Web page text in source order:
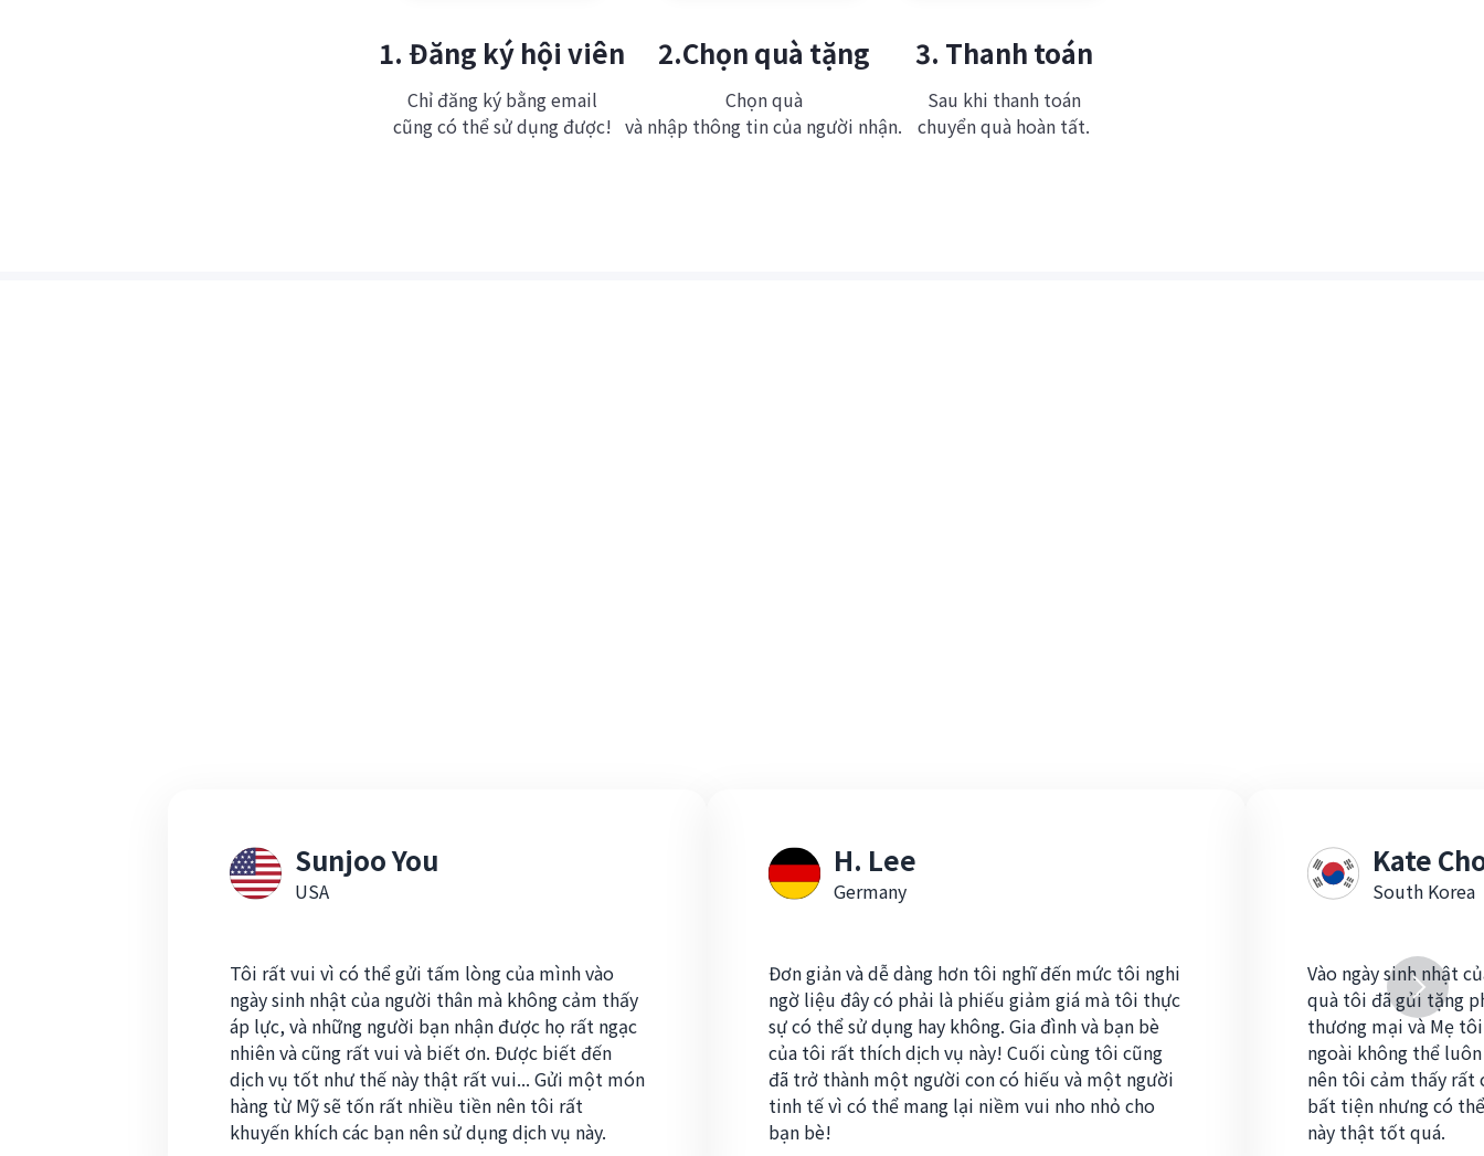
1. Đăng ký hội viên
Chỉ đăng ký bằng email
cũng có thể sử dụng được!
2.Chọn quà tặng
Chọn quà
và nhập thông tin của người nhận.
3. Thanh toán
Sau khi thanh toán
chuyển quà hoàn tất.
Sunjoo You
USA
Tôi rất vui vì có thể gửi tấm lòng của mình vào
ngày sinh nhật của người thân mà không cảm thấy
áp lực, và những người bạn nhận được họ rất ngạc
nhiên và cũng rất vui và biết ơn. Được biết đến
dịch vụ tốt như thế này thật rất vui... Gửi một món
hàng từ Mỹ sẽ tốn rất nhiều tiền nên tôi rất
khuyến khích các bạn nên sử dụng dịch vụ này.
H. Lee
Germany
Đơn giản và dễ dàng hơn tôi nghĩ đến mức tôi nghi
ngờ liệu đây có phải là phiếu giảm giá mà tôi thực
sự có thể sử dụng hay không. Gia đình và bạn bè
của tôi rất thích dịch vụ này! Cuối cùng tôi cũng
đã trở thành một người con có hiếu và một người
tinh tế vì có thể mang lại niềm vui nho nhỏ cho
bạn bè!
Kate
South Korea
Vào ngày sinh nhật
quà tôi đã gửi tặng
thương mại và Mẹ
ngoài không thể
nên tôi cảm thấy rất
bất tiện nhưng có
này thật tốt quá.